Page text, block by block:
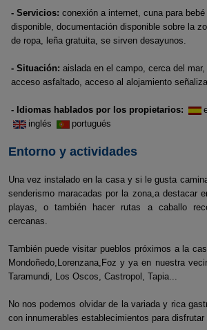
- Servicios: conexión a internet, cuna para
disponible, documentación disponible sobre la
de ropa, leña gratuita, se sirven desayunos.
- Situación: aislada en el campo, cerca del
acceso asfaltado, acceso al alojamiento
- Idiomas hablados por los propietarios:
inglés
portugués
Entorno y actividades
Una vez instalado en la casa y si le gusta
senderismo maracadas por la zona,a destacar
playas, o también hacer rutas a caballo
cercanas.
También puede visitar pueblos próximos a la
Mondoñedo,Lorenzana,Foz y ya en nuestra
Taramundi, Los Oscos, Castropol, Tapia...
No nos podemos olvidar de la variada y rica
con innumerables establecimientos para disfrutar